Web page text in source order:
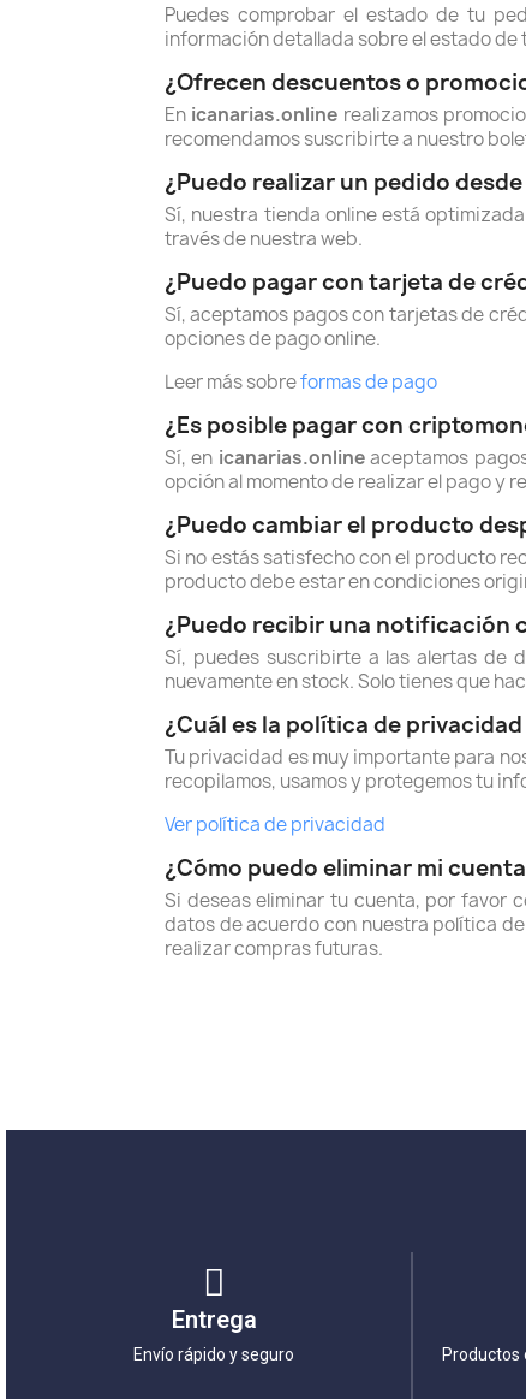
Puedes comprobar el estado de tu
información detallada sobre el estado de
¿Ofrecen descuentos o
En icanarias.online realizamos
recomendamos suscribirte a nuestro
¿Puedo realizar un pedido
Sí, nuestra tienda online está
través de nuestra web.
¿Puedo pagar con tarjeta de
Sí, aceptamos pagos con tarjetas de
opciones de pago online.
Leer más sobreformas de pago
¿Es posible pagar con
Sí, en icanarias.onlineaceptamos
opción al momento de realizar el pago y
¿Puedo cambiar el producto
Si no estás satisfecho con el producto
producto debe estar en condiciones
¿Puedo recibir una notificación
Sí, puedes suscribirte a las alertas de
nuevamente en stock. Solo tienes que
¿Cuál es la política de
Tu privacidad es muy importante para
recopilamos, usamos y protegemos tu
Ver política de privacidad
¿Cómo puedo eliminar mi
Si deseas eliminar tu cuenta, por favor
datos de acuerdo con nuestra política
realizar compras futuras.
Entrega
Envío rápido y seguro
Productos